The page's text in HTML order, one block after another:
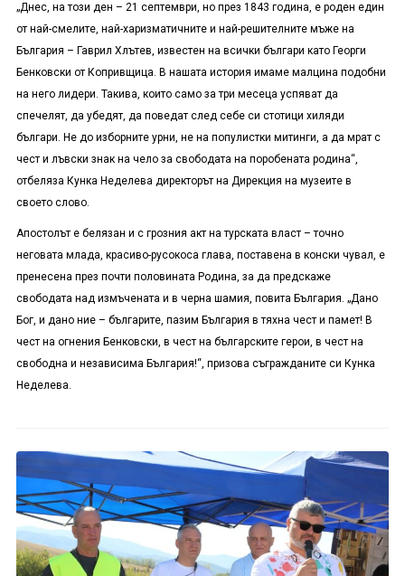
„Днес, на този ден – 21 септември, но през 1843 година, е роден един
от най-смелите, най-харизматичните и най-решителните мъже на
България – Гаврил Хлътев, известен на всички българи като Георги
Бенковски от Копривщица. В нашата история имаме малцина подобни
на него лидери. Такива, които само за три месеца успяват да
спечелят, да убедят, да поведат след себе си стотици хиляди
българи. Не до изборните урни, не на популистки митинги, а да мрат с
чест и лъвски знак на чело за свободата на поробената родина“,
отбеляза Кунка Неделева директорът на Дирекция на музеите в
своето слово.
Апостолът е белязан и с грозния акт на турската власт – точно
неговата млада, красиво-русокоса глава, поставена в конски чувал, е
пренесена през почти половината Родина, за да предскаже
свободата над измъчената и в черна шамия, повита България. „Дано
Бог, и дано ние – българите, пазим България в тяхна чест и памет! В
чест на огнения Бенковски, в чест на българските герои, в чест на
свободна и независима България!“, призова съгражданите си Кунка
Неделева.